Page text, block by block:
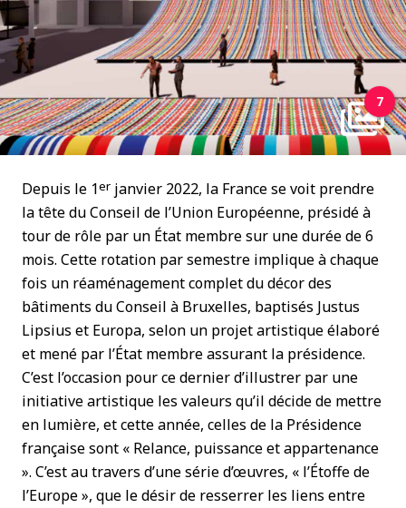
7
Depuis le 1er janvier 2022, la France se voit prendre
la tête du Conseil de l’Union Européenne, présidé à
tour de rôle par un État membre sur une durée de 6
mois. Cette rotation par semestre implique à chaque
fois un réaménagement complet du décor des
bâtiments du Conseil à Bruxelles, baptisés Justus
Lipsius et Europa, selon un projet artistique élaboré
et mené par l’État membre assurant la présidence.
C’est l’occasion pour ce dernier d’illustrer par une
initiative artistique les valeurs qu’il décide de mettre
en lumière, et cette année, celles de la Présidence
française sont « Relance, puissance et appartenance
». C’est au travers d’une série d’œuvres, « l’Étoffe de
l’Europe », que le désir de resserrer les liens entre